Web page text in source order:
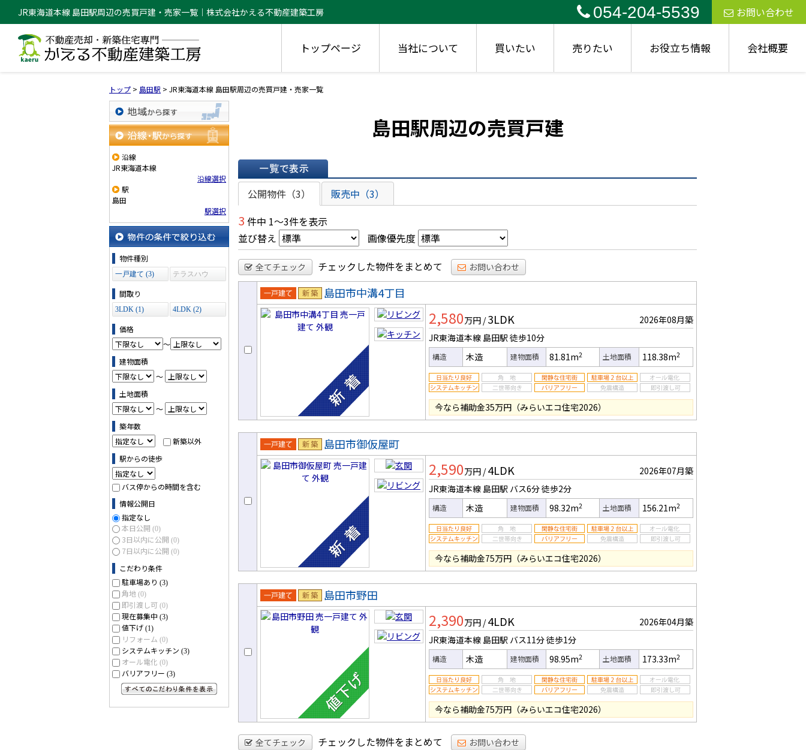
JR東海道本線 島田駅周辺の売買戸建・売家一覧｜株式会社かえる不動産建築工房 054-204-5539 お問い合わせ
トップページ 当社について 買いたい 売りたい お役立ち情報 会社概要
トップ > 島田駅 > JR東海道本線 島田駅周辺の売買戸建・売家一覧
地域から探す
沿線・駅から探す
沿線
JR東海道本線
沿線選択
駅
島田
駅選択
物件の条件で絞り込む
物件種別
一戸建て (3)
テラスハウ
間取り
3LDK (1) 4LDK (2)
価格
～
建物面積
～
土地面積
～
築年数
新築以外
駅からの徒歩
バス停からの時間を含む
情報公開日
指定なし
本日公開 (0)
3日以内に公開 (0)
7日以内に公開 (0)
こだわり条件
駐車場あり (3)
角地 (0)
即引渡し可 (0)
現在募集中 (3)
値下げ (1)
リフォーム (0)
システムキッチン (3)
オール電化 (0)
バリアフリー (3)
島田駅周辺の売買戸建
一覧で表示
公開物件（3） 販売中（3）
3 件中 1～3件を表示
並び替え
画像優先度
全てチェック チェックした物件をまとめて お問い合わせ
売一戸建
て
新築
島田市中溝4丁目
2,580万円 / 3LDK
2026年08月築
JR東海道本線 島田駅 徒歩10分
構造 木造 建物面積 81.81m2 土地面積 118.38m2
今なら補助金35万円（みらいエコ住宅2026）
売一戸建
て
新築
島田市御仮屋町
2,590万円 / 4LDK
2026年07月築
JR東海道本線 島田駅 バス6分徒歩2分
構造 木造 建物面積 98.32m2 土地面積 156.21m2
今なら補助金75万円（みらいエコ住宅2026）
売一戸建
て
新築
島田市野田
2,390万円 / 4LDK
2026年04月築
JR東海道本線 島田駅 バス11分徒歩1分
構造 木造 建物面積 98.95m2 土地面積 173.33m2
今なら補助金75万円（みらいエコ住宅2026）
全てチェック チェックした物件をまとめて お問い合わせ